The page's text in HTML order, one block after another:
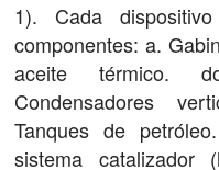
1). Cada
componentes: a.
aceite térmico.
Condensadores
Tanques de
sistema